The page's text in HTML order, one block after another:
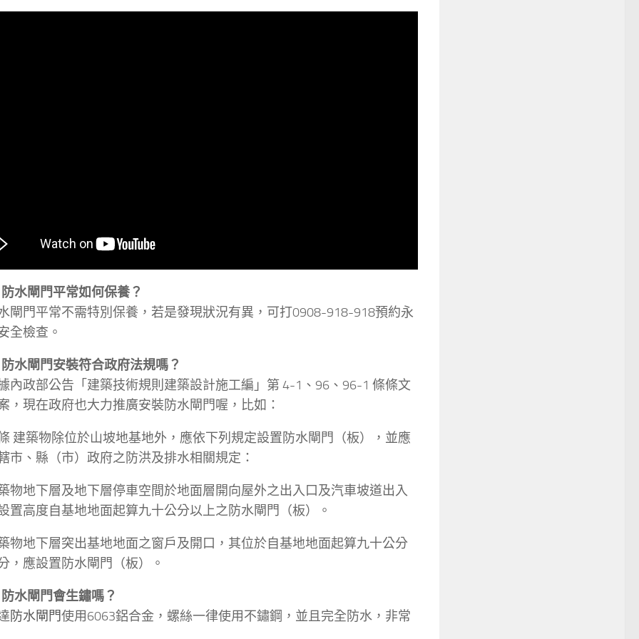
水閘門平常如何保養？
閘門平常不需特別保養，若是發現狀況有異，可打0908-918-918預約永
全檢查。
水閘門安裝符合政府法規嗎？
內政部公告「建築技術規則建築設計施工編」第 4-1、96、96-1 條條文
，現在政府也大力推廣安裝防水閘門喔，比如：
建築物除位於山坡地基地外，應依下列規定設置防水閘門（板），並應
市、縣（市）政府之防洪及排水相關規定：
物地下層及地下層停車空間於地面層開向屋外之出入口及汽車坡道出入
置高度自基地地面起算九十公分以上之防水閘門（板）。
物地下層突出基地地面之窗戶及開口，其位於自基地地面起算九十公分
，應設置防水閘門（板）。
水閘門會生鏽嗎？
防水閘門使用6063鋁合金，螺絲一律使用不鏽鋼，並且完全防水，非常